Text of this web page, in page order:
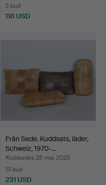
3 bud
116 USD
Från Sede. Kuddsats, läder,
Schweiz, 1970-…
Klubbades 28 maj 2025
13 bud
231 USD